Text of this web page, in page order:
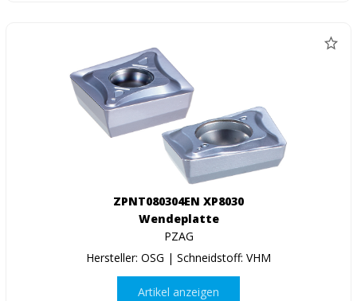
ZPNT080304EN XP8030
Wendeplatte
PZAG
Hersteller: OSG | Schneidstoff: VHM
Artikel anzeigen